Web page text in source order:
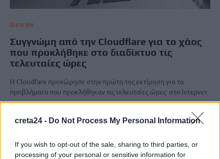
creta24 - Do Not Process My Personal Information
If you wish to opt-out of the sale, sharing to third parties, or
processing of your personal or sensitive information for
ΔΙΕΘΝΗ
Συγγνώμη από την Cloudflare για το χάος
που προκλήθηκε στο διαδίκτυο τις
τελευταίες ώρες
Η Cloudfare προχώρησε στην πρώτη της εκτίμηση για τα
προβλήματα που προκλήθηκαν τις τελευταίες ώρες στο ίντερνετ
και…
Newsroom
ΡΟΗ ΕΙΔΗΣΕΩΝ